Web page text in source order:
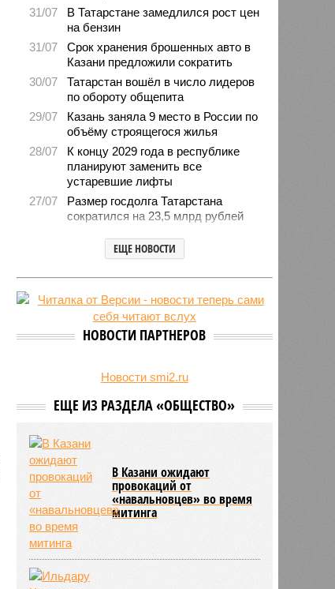
31/07
В Татарстане замедлился рост цен
на бензин
31/07
Срок хранения брошенных авто в
Казани предложили сократить
30/07
Татарстан вошёл в число лидеров
по обороту общепита
29/07
Казань заняла 9 место в России по
объёму строящегося жилья
28/07
К концу 2029 года в республике
планируют заменить все
устаревшие лифты
27/07
Размер госдолга Татарстана
сократился на 23,5 млрд рублей
Свыше 2,3 млн «квадратов»
нового жилья построили с начала
врезался в дерево и загорелся,
есть погибшие
ЕЩЕ НОВОСТИ
НОВОСТИ ПАРТНЕРОВ
Новости smi2.ru
ЕЩЕ ИЗ РАЗДЕЛА «ОБЩЕСТВО»
В Казани ожидают
провокаций от
«навальновцев» во время
митинга